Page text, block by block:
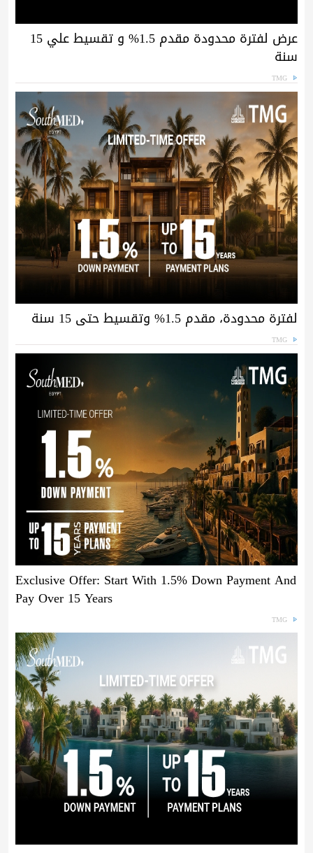
عرض لفترة محدودة مقدم 1.5% و تقسيط علي 15
سنة
TMG
لفترة محدودة، مقدم 1.5% وتقسيط حتى 15 سنة
TMG
Exclusive Offer: Start With 1.5% Down Payment And
Pay Over 15 Years
TMG